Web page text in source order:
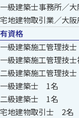
一級建築士事務所／
宅地建物取引業／大
有資格
一級建築施工管理技
一級建築施工管理技
二級建築施工管理技
一級建築士 1名
二級建築士 1名
宅地建物取引士 2名